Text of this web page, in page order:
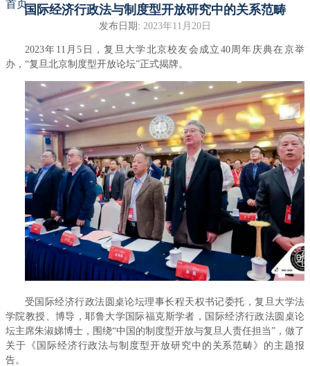
首页国际经济行政法与制度型开放研究中的关系范畴
发布日期: 2023年11月20日
2023年11月5日，复旦大学北京校友会成立40周年庆典在京举
办，“复旦北京制度型开放论坛”正式揭牌。
受国际经济行政法圆桌论坛理事长程天权书记委托，复旦大学法
学院教授、博导，耶鲁大学国际福克斯学者，国际经济行政法圆桌论
坛主席朱淑娣博士，围绕“中国的制度型开放与复旦人责任担当”，做了
关于《国际经济行政法与制度型开放研究中的关系范畴》的主题报
告。